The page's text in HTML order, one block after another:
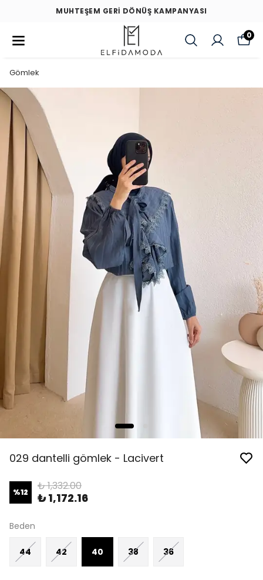
MUHTEŞEM GERİ DÖNÜŞ KAMPANYASI
0
Gömlek
029 dantelli gömlek - Lacivert
%12 ₺ 1,332.00
₺ 1,172.16
Beden
44 42 40 38 36